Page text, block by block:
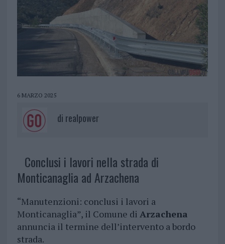
6 MARZO 2025
di realpower
Conclusi i lavori nella strada di
Monticanaglia ad Arzachena
“Manutenzioni: conclusi i lavori a
Monticanaglia”, il Comune di Arzachena
annuncia il termine dell’intervento a bordo
strada.